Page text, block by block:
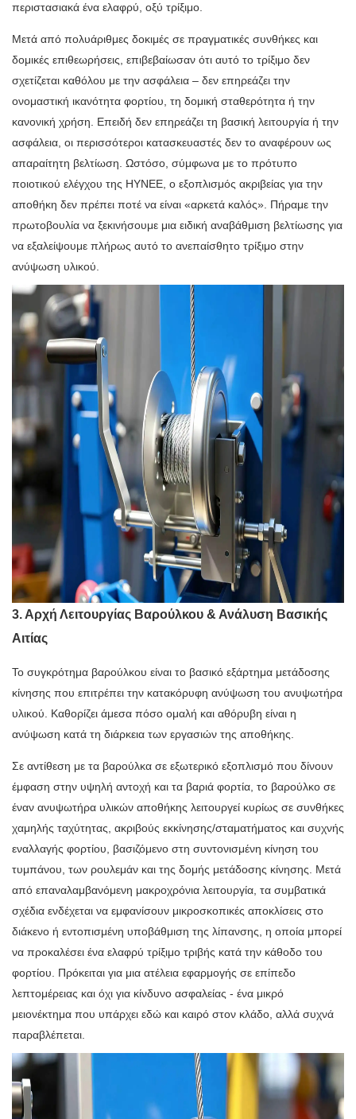
περιστασιακά ένα ελαφρύ, οξύ τρίξιμο.
Μετά από πολυάριθμες δοκιμές σε πραγματικές συνθήκες και
δομικές επιθεωρήσεις, επιβεβαίωσαν ότι αυτό το τρίξιμο δεν
σχετίζεται καθόλου με την ασφάλεια – δεν επηρεάζει την
ονομαστική ικανότητα φορτίου, τη δομική σταθερότητα ή την
κανονική χρήση. Επειδή δεν επηρεάζει τη βασική λειτουργία ή την
ασφάλεια, οι περισσότεροι κατασκευαστές δεν το αναφέρουν ως
απαραίτητη βελτίωση. Ωστόσο, σύμφωνα με το πρότυπο
ποιοτικού ελέγχου της HYNEE, ο εξοπλισμός ακριβείας για την
αποθήκη δεν πρέπει ποτέ να είναι «αρκετά καλός». Πήραμε την
πρωτοβουλία να ξεκινήσουμε μια ειδική αναβάθμιση βελτίωσης για
να εξαλείψουμε πλήρως αυτό το ανεπαίσθητο τρίξιμο στην
ανύψωση υλικού.
3. Αρχή Λειτουργίας Βαρούλκου & Ανάλυση Βασικής
Αιτίας
Το συγκρότημα βαρούλκου είναι το βασικό εξάρτημα μετάδοσης
κίνησης που επιτρέπει την κατακόρυφη ανύψωση του ανυψωτήρα
υλικού. Καθορίζει άμεσα πόσο ομαλή και αθόρυβη είναι η
ανύψωση κατά τη διάρκεια των εργασιών της αποθήκης.
Σε αντίθεση με τα βαρούλκα σε εξωτερικό εξοπλισμό που δίνουν
έμφαση στην υψηλή αντοχή και τα βαριά φορτία, το βαρούλκο σε
έναν ανυψωτήρα υλικών αποθήκης λειτουργεί κυρίως σε συνθήκες
χαμηλής ταχύτητας, ακριβούς εκκίνησης/σταματήματος και συχνής
εναλλαγής φορτίου, βασιζόμενο στη συντονισμένη κίνηση του
τυμπάνου, των ρουλεμάν και της δομής μετάδοσης κίνησης. Μετά
από επαναλαμβανόμενη μακροχρόνια λειτουργία, τα συμβατικά
σχέδια ενδέχεται να εμφανίσουν μικροσκοπικές αποκλίσεις στο
διάκενο ή εντοπισμένη υποβάθμιση της λίπανσης, η οποία μπορεί
να προκαλέσει ένα ελαφρύ τρίξιμο τριβής κατά την κάθοδο του
φορτίου. Πρόκειται για μια ατέλεια εφαρμογής σε επίπεδο
λεπτομέρειας και όχι για κίνδυνο ασφαλείας - ένα μικρό
μειονέκτημα που υπάρχει εδώ και καιρό στον κλάδο, αλλά συχνά
παραβλέπεται.